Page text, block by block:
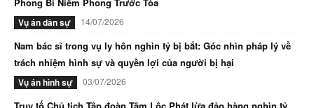
Vụ án dân sự 14/07/2026
Nam bác sĩ trong vụ ly hôn nghìn tỷ bị bắt: Góc nhìn pháp lý về
trách nhiệm hình sự và quyền lợi của người bị hại
Vụ án hình sự 03/07/2026